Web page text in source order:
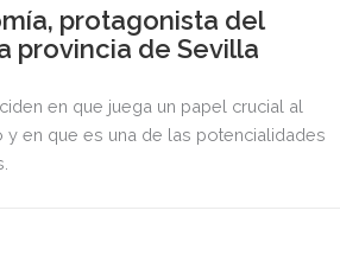
protagonista del
provincia de Sevilla
en que juega un papel crucial al
en que es una de las potencialidades